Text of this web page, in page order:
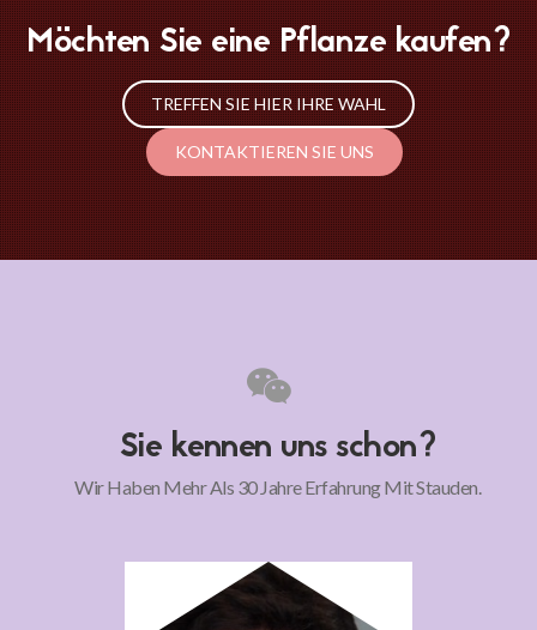
Möchten Sie eine Pflanze kaufen?
TREFFEN SIE HIER IHRE WAHL
KONTAKTIEREN SIE UNS
Sie kennen uns schon?
Wir Haben Mehr Als 30 Jahre Erfahrung Mit Stauden.